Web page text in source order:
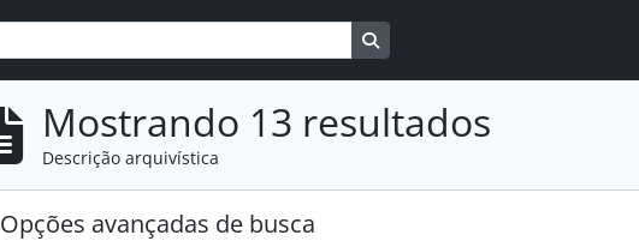
Mostrando 13 resultados
Descrição arquivística
Opções avançadas de busca